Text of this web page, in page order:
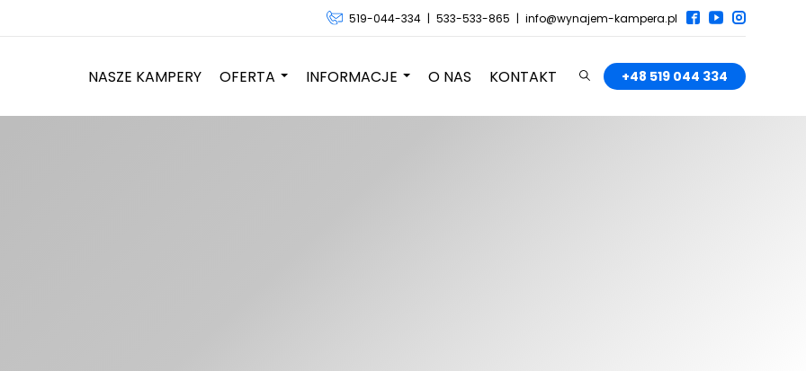
519-044-334 533-533-865 info@wynajem-kampera.pl
NASZE KAMPERY OFERTA INFORMACJE O NAS KONTAKT +48 519 044 334